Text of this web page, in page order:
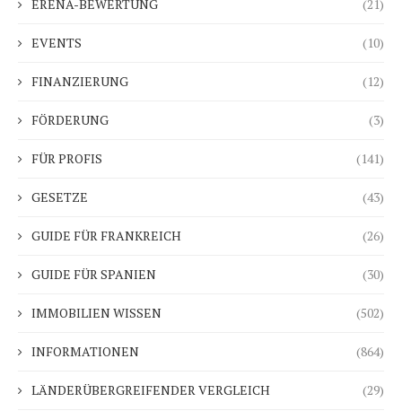
ERENA-BEWERTUNG (21)
EVENTS (10)
FINANZIERUNG (12)
FÖRDERUNG (3)
FÜR PROFIS (141)
GESETZE (43)
GUIDE FÜR FRANKREICH (26)
GUIDE FÜR SPANIEN (30)
IMMOBILIEN WISSEN (502)
INFORMATIONEN (864)
LÄNDERÜBERGREIFENDER VERGLEICH (29)